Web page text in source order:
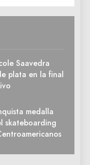
Saavedra
plata en la final
medalla
skateboarding